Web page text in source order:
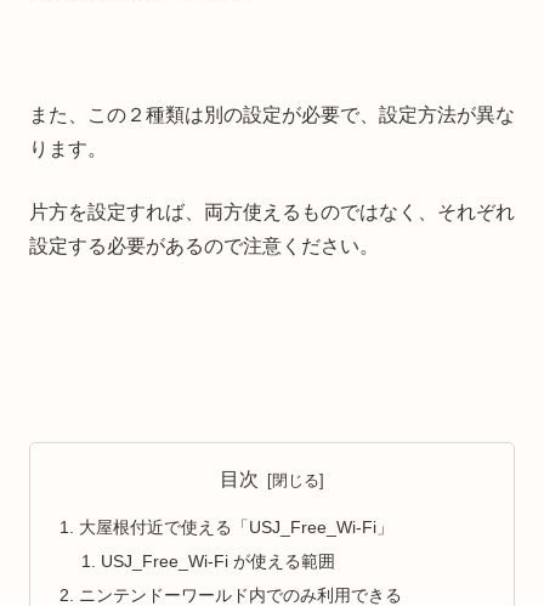
また、この２種類は別の設定が必要で、設定方法が異な
ります。
片方を設定すれば、両方使えるものではなく、それぞれ
設定する必要があるので注意ください。
目次
大屋根付近で使える「USJ_Free_Wi-Fi」
USJ_Free_Wi-Fi が使える範囲
ニンテンドーワールド内でのみ利用できる